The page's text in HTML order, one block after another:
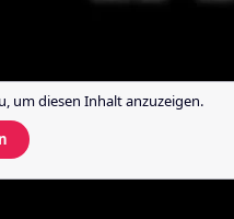
um diesen Inhalt anzuzeigen.